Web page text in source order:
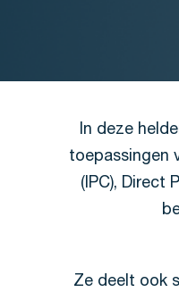
In deze
toepassingen
(IPC), Direct
Ze deelt ook